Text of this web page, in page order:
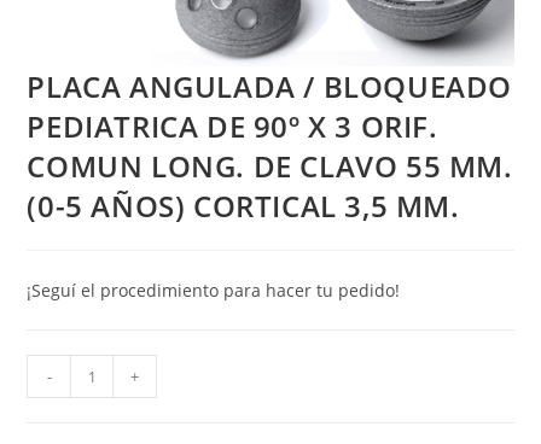
PLACA ANGULADA / BLOQUEADO
PEDIATRICA DE 90º X 3 ORIF.
COMUN LONG. DE CLAVO 55 MM.
(0-5 AÑOS) CORTICAL 3,5 MM.
¡Seguí el procedimiento para hacer tu pedido!
ANGULADA
- +